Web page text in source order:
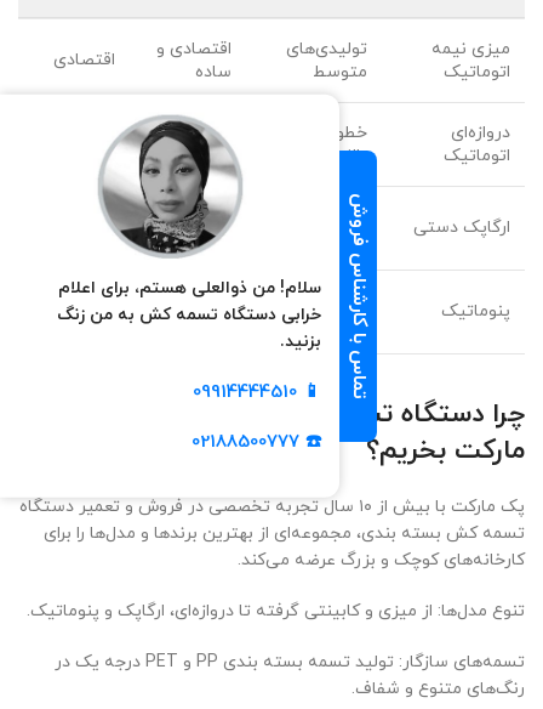
میزی نیمه
اتوماتیک
تولیدی‌های
متوسط
اقتصادی و
ساده
اقتصادی
دروازه‌ای
اتوماتیک
خطوط تولید
بالا
سرعت بالا گران‌تر
ارگاپک دستی
کارگاه‌های
سیار
بی‌نیاز از
برق
متوسط تا
بالا
پنوماتیک
بسته‌های
سنگین
قدرت زیاد متوسط
چرا دستگاه تسمه کش بسته بندی را از پک
مارکت بخریم؟
پک مارکت با بیش از ۱۰ سال تجربه تخصصی در فروش و تعمیر دستگاه
تسمه کش بسته بندی، مجموعه‌ای از بهترین برندها و مدل‌ها را برای
کارخانه‌های کوچک و بزرگ عرضه می‌کند.
تنوع مدل‌ها: از میزی و کابینتی گرفته تا دروازه‌ای، ارگاپک و پنوماتیک.
تسمه‌های سازگار: تولید تسمه بسته بندی PP و PET درجه یک در
رنگ‌های متنوع و شفاف.
تماس با کارشناس فروش
سلام! من ذوالعلی هستم، برای اعلام
خرابی دستگاه تسمه کش به من زنگ
بزنید.
📱
09914444510
☎️ 02188500777